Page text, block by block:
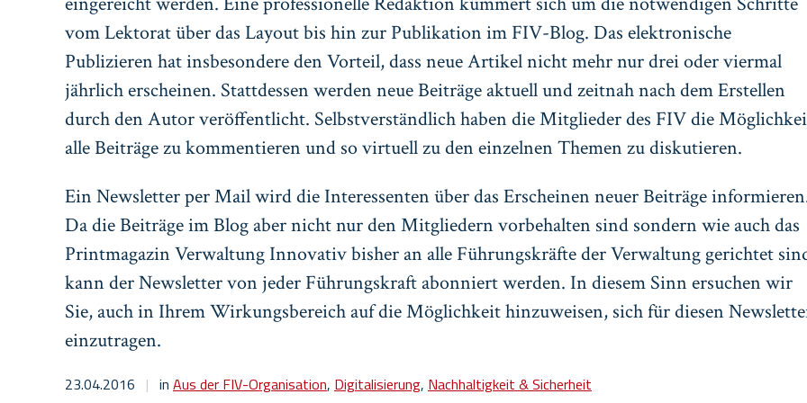
vom Lektorat über das Layout bis hin zur Publikation im FIV-Blog. Das elektronische
Publizieren hat insbesondere den Vorteil, dass neue Artikel nicht mehr nur drei oder viermal
jährlich erscheinen. Stattdessen werden neue Beiträge aktuell und zeitnah nach dem Erstellen
durch den Autor veröffentlicht. Selbstverständlich haben die Mitglieder des FIV die
alle Beiträge zu kommentieren und so virtuell zu den einzelnen Themen zu diskutieren.
Ein Newsletter per Mail wird die Interessenten über das Erscheinen neuer Beiträge
Da die Beiträge im Blog aber nicht nur den Mitgliedern vorbehalten sind sondern wie auch das
Printmagazin Verwaltung Innovativ bisher an alle Führungskräfte der Verwaltung gerichtet
kann der Newsletter von jeder Führungskraft abonniert werden. In diesem Sinn ersuchen wir
Sie, auch in Ihrem Wirkungsbereich auf die Möglichkeit hinzuweisen, sich für diesen
einzutragen.
23.04.2016 | in Aus der FIV-Organisation, Digitalisierung, Nachhaltigkeit & Sicherheit